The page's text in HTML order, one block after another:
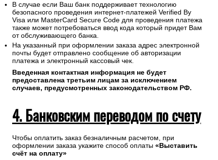
В случае если Ваш банк поддерживает технологию
безопасного проведения интернет-платежей Verified By
Visa или MasterCard Secure Code для проведения платежа
также может потребоваться ввод кода который придет Вам
от обслуживающего банка.
На указанный при оформлении заказа адрес электронной
почты будет отправлено сообщение об авторизации
платежа и электронный кассовый чек.
Введенная контактная информация не будет
предоставлена третьим лицам за исключением
случаев, предусмотренных законодательством РФ.
4. Банковским переводом по счету
Чтобы оплатить заказ безналичным расчетом, при
оформлении заказа укажите способ оплаты «Выставить
счёт на оплату»